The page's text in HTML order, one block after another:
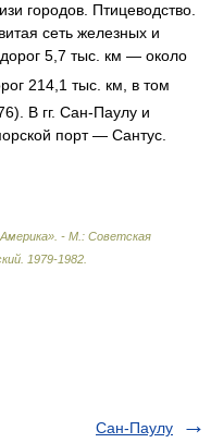
городов. Птицеводство.
сеть железных и
5,7 тыс. км — около
214,1 тыс. км, в том
В гг. Сан-Паулу и
порт — Сантус.
Америка». - М.: Советская
1979-1982
Сан-Паулу